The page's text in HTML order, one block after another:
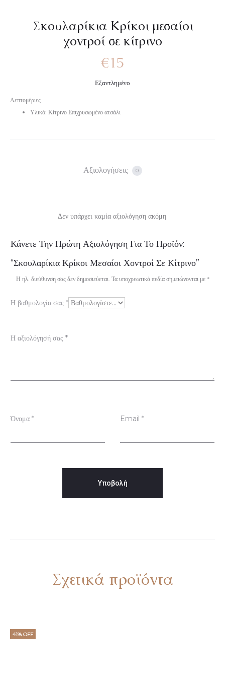
Σκουλαρίκια Κρίκοι μεσαίοι
χοντροί σε κίτρινο
Λεπτομέριες
Υλικό: Κίτρινο Επιχρυσωμένο ατσάλι
€15
Εξαντλημένο
Αξιολογήσεις 0
Α
ξ
ο
ο
σ
ι
ς
Δεν υπάρχει καμία αξιολόγηση ακόμη.
Κάνετε Την Πρώτη Αξιολόγηση Για Το Προϊόν:
“Σκουλαρίκια Κρίκοι Μεσαίοι Χοντροί Σε Κίτρινο”
Η ηλ. διεύθυνση σας δεν δημοσιεύεται. Τα υποχρεωτικά πεδία σημειώνονται με *
Η βαθμολογία σας *
Η αξιολόγησή σας *
Όνομα * Email *
Σχετικά προϊόντα
41% OFF